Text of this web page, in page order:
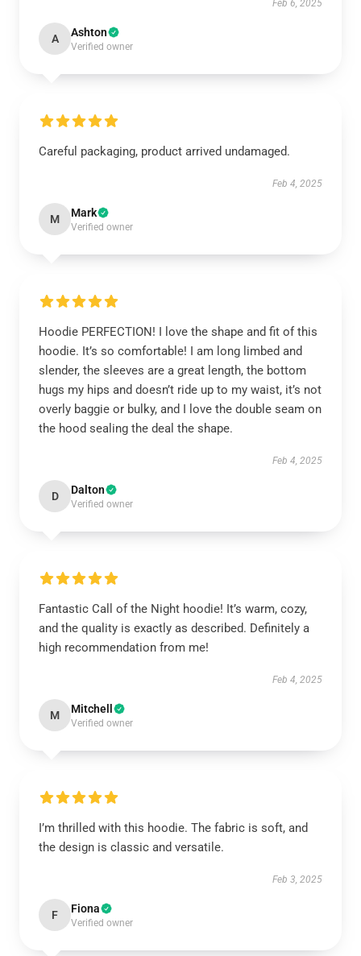
Feb 6, 2025
A Ashton
Verified owner
Careful packaging, product arrived undamaged.
Feb 4, 2025
M Mark
Verified owner
Hoodie PERFECTION! I love the shape and fit of this
hoodie. It’s so comfortable! I am long limbed and
slender, the sleeves are a great length, the bottom
hugs my hips and doesn’t ride up to my waist, it’s not
overly baggie or bulky, and I love the double seam on
the hood sealing the deal the shape.
Feb 4, 2025
D Dalton
Verified owner
Fantastic Call of the Night hoodie! It’s warm, cozy,
and the quality is exactly as described. Definitely a
high recommendation from me!
Feb 4, 2025
M Mitchell
Verified owner
I’m thrilled with this hoodie. The fabric is soft, and
the design is classic and versatile.
Feb 3, 2025
F Fiona
Verified owner